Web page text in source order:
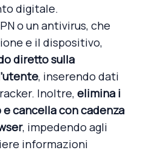
digitale.
o unantivirus, che
e il dispositivo,
diretto sulla
, inserendo dati
Inoltre, elimina i
cancella con cadenza
, impedendo agli
informazioni